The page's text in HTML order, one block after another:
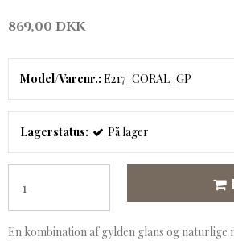
869,00 DKK
Model/Varenr.: E217_CORAL_GP
Lagerstatus: På lager
En kombination af gylden glans og naturlige